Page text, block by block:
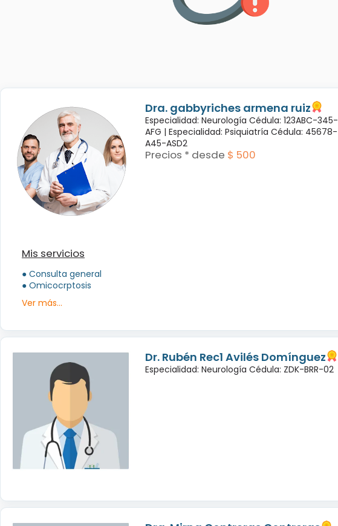
Dra. gabbyriches armena ruiz
Especialidad: Neurología Cédula: 123ABC-345-
AFG | Especialidad: Psiquiatría Cédula: 45678-
A45-ASD2
Precios * desde $ 500
Mis servicios
● Consulta general
● Omicocrptosis
Ver más...
Dr. Rubén Rec1 Avilés Domínguez
Especialidad: Neurología Cédula: ZDK-BRR-02